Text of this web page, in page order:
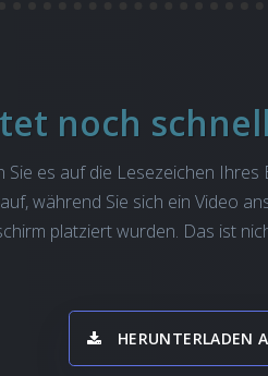
noch
Sie es auf die Lesezeichen
während Sie sich ein Video
platziert wurden. Das ist
HERUNTERLADEN